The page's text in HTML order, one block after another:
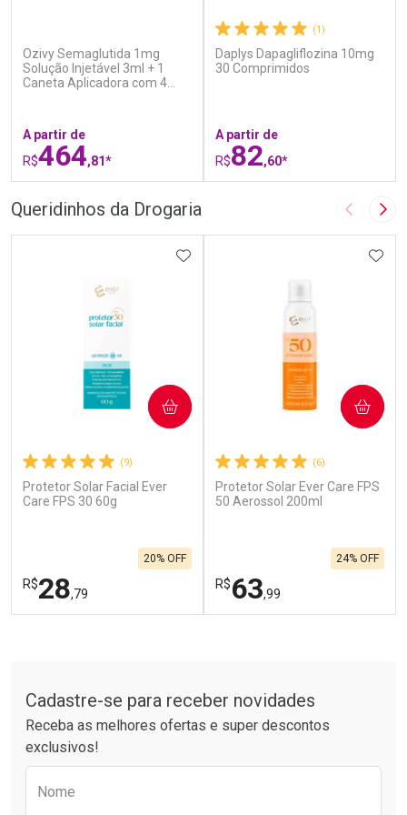
Ozivy Semaglutida 1mg
Solução Injetável 3ml + 1
Caneta Aplicadora com 4
A partir de
R$464,81*
Ativar Desconto
Por R$ 664,02/cada
(1)
Daplys Dapagliflozina 10mg
30 Comprimidos
A partir de
R$82,60*
Ativar Desconto
Por R$ 137,66/cada
Queridinhos da Drogaria Imagem
(9)
Protetor Solar Facial Ever
Care FPS 30 60g
R$28,79
20% OFF
ADICIONAR AOS FAVORITOS
COMPRAR
Laboratório
Por Menos
(6)
Protetor Solar Ever Care FPS
50 Aerossol 200ml
R$63,99
24% OFF
COMPRAR
Laboratório
Por Menos
Cadastre-se para receber novidades
Receba as melhores ofertas e super descontos
exclusivos!
Nome